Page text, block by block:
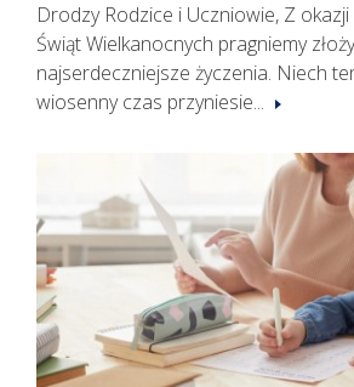
Drodzy Rodzice i Uczniowie, Z
Świąt Wielkanocnych pragniemy
najserdeczniejsze życzenia. Niech
wiosenny czas przyniesie...